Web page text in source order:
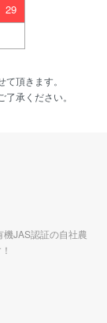
29
頂きます。
承ください。
JAS認証の自社農